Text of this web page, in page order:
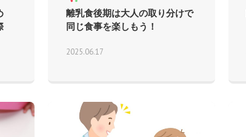
離乳食後期は大人の取り分けで
同じ食事を楽しもう！
2025.06.17